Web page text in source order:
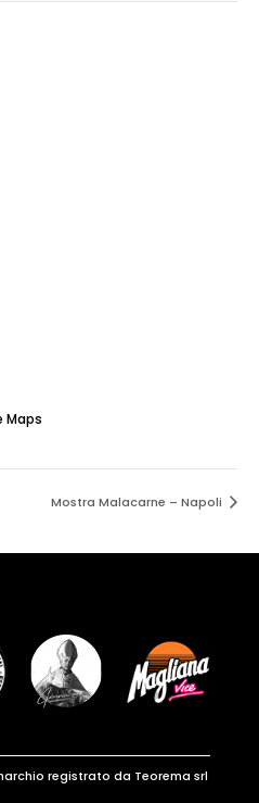
Maps
Mostra Malacarne – Napoli
registrato da Teorema srl